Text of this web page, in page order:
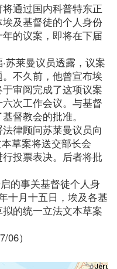
通过国内科普特东正
及基督徒的个人身份
的议案，即将在下届
苏莱曼议员透露，议案
不久前，他曾宣布埃
审阅完成了这项议案
次工作会议。与基督
督教会的批准。
律顾问苏莱曼议员向
草案将送交部长会
投票表决。后者将批
的事关基督徒个人身
十月十五日，埃及各基
的统一立法文本草案
06）